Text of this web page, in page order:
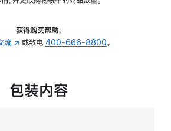
的
获得购买帮助，
流 (在
中
或致电 400-666-8800。
包装内容